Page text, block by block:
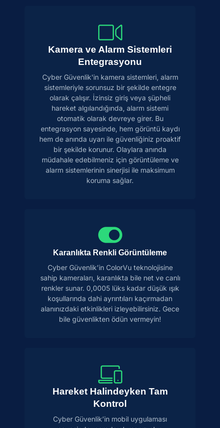
Kamera ve Alarm Sistemleri
Entegrasyonu
Cyber Güvenlik'in kamera sistemleri, alarm
sistemleriyle sorunsuz bir şekilde entegre
olarak çalışır. İzinsiz giriş veya şüpheli
hareket algılandığında, alarm sistemi
otomatik olarak devreye girer. Bu
entegrasyon sayesinde, hem görüntü kaydı
hem de anında uyarı ile güvenliğiniz proaktif
bir şekilde korunur. Olaylara anında
müdahale edebilmeniz için görüntüleme ve
alarm sistemlerinin sinerjisi ile maksimum
koruma sağlar.
Karanlıkta Renkli Görüntüleme
Cyber Güvenlik’in ColorVu teknolojisine
sahip kameraları, karanlıkta bile net ve canlı
renkler sunar. 0,0005 lüks kadar düşük ışık
koşullarında dahi ayrıntıları kaçırmadan
alanınızdaki etkinlikleri izleyebilirsiniz. Gece
bile güvenlikten ödün vermeyin!
Hareket Halindeyken Tam
Kontrol
Cyber Güvenlik’in mobil uygulaması